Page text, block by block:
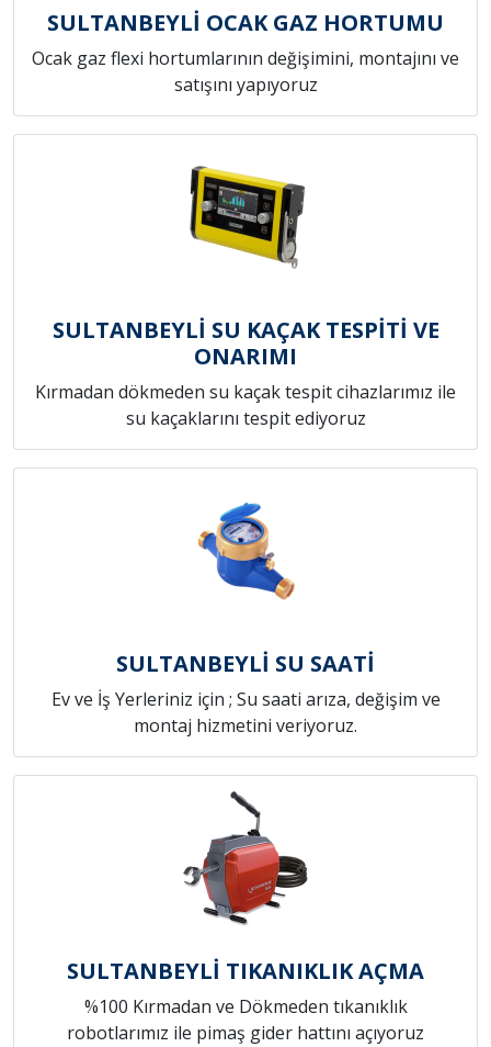
SULTANBEYLİ OCAK GAZ HORTUMU
Ocak gaz flexi hortumlarının değişimini, montajını ve
satışını yapıyoruz
SULTANBEYLİ SU KAÇAK TESPİTİ VE
ONARIMI
Kırmadan dökmeden su kaçak tespit cihazlarımız ile
su kaçaklarını tespit ediyoruz
SULTANBEYLİ SU SAATİ
Ev ve İş Yerleriniz için ; Su saati arıza, değişim ve
montaj hizmetini veriyoruz.
SULTANBEYLİ TIKANIKLIK AÇMA
%100 Kırmadan ve Dökmeden tıkanıklık
robotlarımız ile pimaş gider hattını açıyoruz